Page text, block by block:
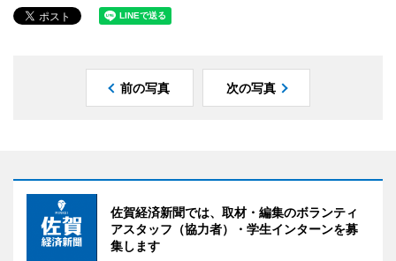
前の写真 次の写真
佐賀経済新聞では、取材・編集のボランティ
アスタッフ（協力者）・学生インターンを募
集します